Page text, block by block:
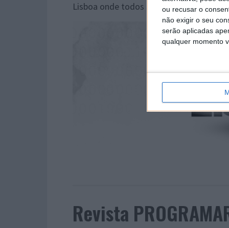
ou recusar o
não exigir o seu
serão aplicadas
qualquer momento
Lisboa onde todos são convidados
Revista